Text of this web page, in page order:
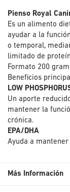
Pienso Royal
Es un alimento
ayudar a la
o temporal,
limitado de
Formato 200
Beneficios
LOW
Un aporte
mantener la
crónica.
EPA/DHA
Ayuda a
Más Información